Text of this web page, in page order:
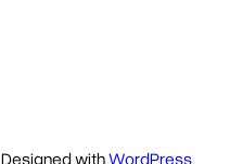
Designed withWordPress